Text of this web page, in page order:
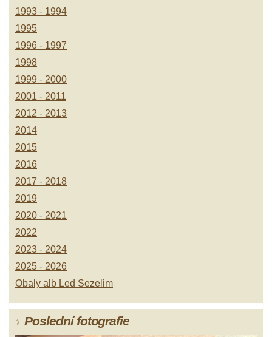
1993 - 1994
1995
1996 - 1997
1998
1999 - 2000
2001 - 2011
2012 - 2013
2014
2015
2016
2017 - 2018
2019
2020 - 2021
2022
2023 - 2024
2025 - 2026
Obaly alb Led Sezelim
Poslední fotografie